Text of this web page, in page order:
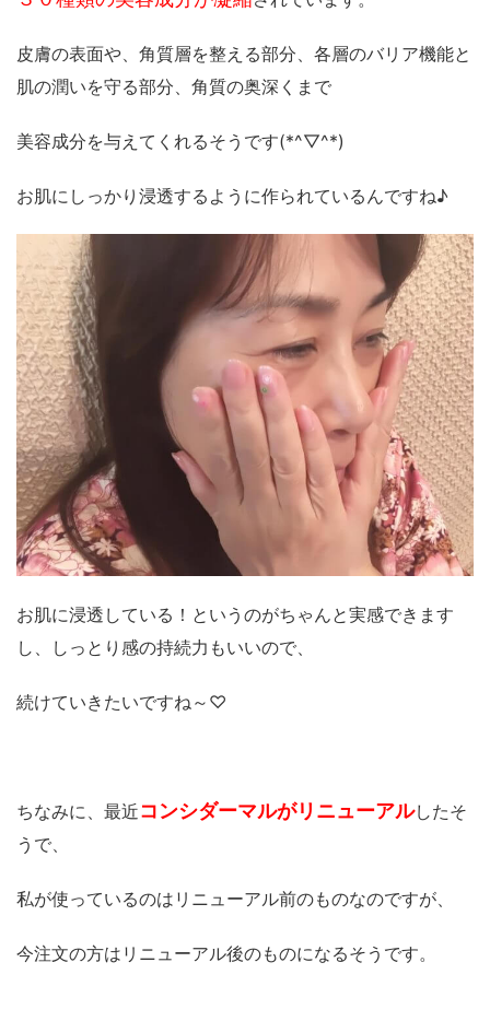
皮膚の表面や、角質層を整える部分、各層のバリア機能と
肌の潤いを守る部分、角質の奥深くまで
美容成分を与えてくれるそうです(*^▽^*)
お肌にしっかり浸透するように作られているんですね♪
お肌に浸透している！というのがちゃんと実感できます
し、しっとり感の持続力もいいので、
続けていきたいですね～♡
ちなみに、最近コンシダーマルがリニューアルしたそ
うで、
私が使っているのはリニューアル前のものなのですが、
今注文の方はリニューアル後のものになるそうです。